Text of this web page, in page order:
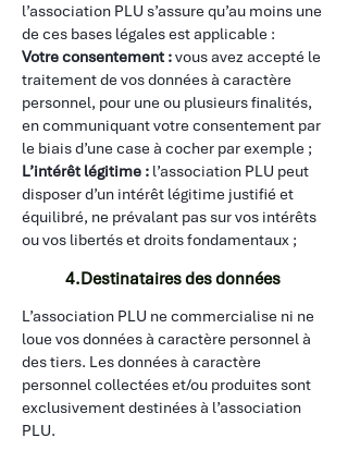
l’association PLU s’assure qu’au moins une
de ces bases légales est applicable :
Votre consentement :vous avez accepté le
traitement de vos données à caractère
personnel, pour une ou plusieurs finalités,
en communiquant votre consentement par
le biais d’une case à cocher par exemple ;
L’intérêt légitime : l’association PLU peut
disposer d’un intérêt légitime justifié et
équilibré, ne prévalant pas sur vos intérêts
ou vos libertés et droits fondamentaux ;
4.Destinataires des données
L’association PLU ne commercialise ni ne
loue vos données à caractère personnel à
des tiers. Les données à caractère
personnel collectées et/ou produites sont
exclusivement destinées à l’association
PLU.